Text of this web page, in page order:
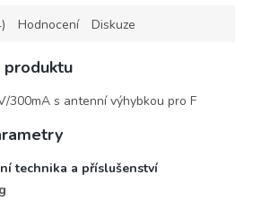
Hodnocení Diskuze
produktu
300mA s antenní výhybkou pro F
technika a příslušenství